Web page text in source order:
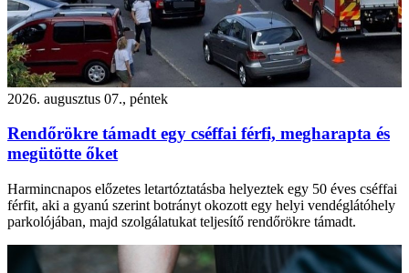
2026. augusztus 07., péntek
Rendőrökre támadt egy cséffai férfi, megharapta és
megütötte őket
Harmincnapos előzetes letartóztatásba helyeztek egy 50 éves cséffai
férfit, aki a gyanú szerint botrányt okozott egy helyi vendéglátóhely
parkolójában, majd szolgálatukat teljesítő rendőrökre támadt.